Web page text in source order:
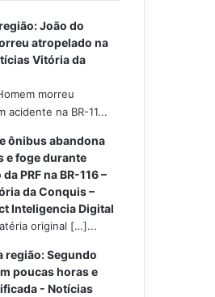
João do
atropelado na
Vitória da
morreu
acidente na BR-11...
ônibus abandona
e foge durante
PRF na BR-116 –
da Conquis –
Inteligencia Digital
original […]...
região: Segundo
poucas horas e
- Notícias